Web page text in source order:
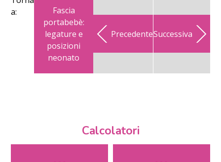
a:
Fascia
portabebè:
legature e
posizioni
neonato
PrecedenteSuccessiva
Calcolatori